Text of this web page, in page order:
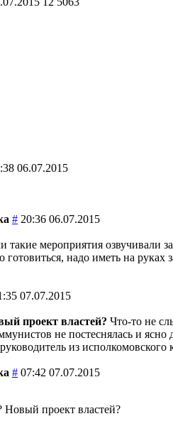
06.07.2015
# 20:36 06.07.2015
мероприятия озвучивали
надо иметь на руках
07.07.2015
проект властей? Что-то не
не постеснялась и
из исполкомовского
# 07:42 07.07.2015
Новый проект властей?